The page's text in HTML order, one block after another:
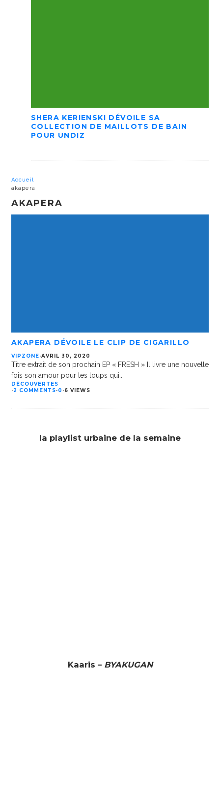
SHERA KERIENSKI DÉVOILE SA
COLLECTION DE MAILLOTS DE BAIN
POUR UNDIZ
Accueil
akapera
AKAPERA
AKAPERA DÉVOILE LE CLIP DE CIGARILLO
VIPZONE·AVRIL 30, 2020
Titre extrait de son prochain EP « FRESH » Il livre une nouvelle
fois son amour pour les loups qui
DÉCOUVERTES
·2 COMMENTS·0 ·6 VIEWS
la playlist urbaine de la semaine
Kaaris – BYAKUGAN